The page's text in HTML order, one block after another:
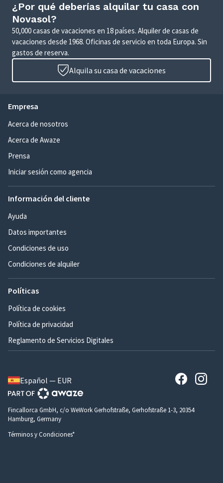
¿Por qué deberías alquilar tu casa con
Novasol?
50,000 casas de vacaciones en 18 países. Alquiler de casas de
vacaciones desde 1968. Oficinas de servicio en toda Europa. Sin
gastos de reserva.
Alquila su casa de vacaciones
Empresa
Acerca de nosotros
Acerca de Awaze
Prensa
Iniciar sesión como agencia
Información del cliente
Ayuda
Datos importantes
Condiciones de uso
Condiciones de alquiler
Políticas
Política de cookies
Política de privacidad
Reglamento de Servicios Digitales
Español — EUR
Fincallorca GmbH, c/o WeWork Gerhofstraße, Gerhofstraße 1-3, 20354
Hamburg, Germany
Términos y Condiciones*